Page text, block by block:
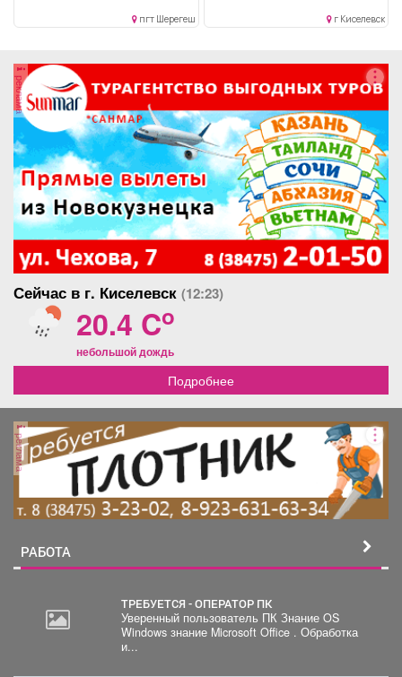
Обеспечивает работупгт Шерегеш
перевозке детей,...
г Киселевск
реклама
Сейчас в г. Киселевск (12:23)
20.4 Co
небольшой дождь
Подробнее
реклама
РАБОТА
ТРЕБУЕТСЯ - ОПЕРАТОР ПК
Уверенный пользователь ПК Знание OS
Windows знание Microsoft Office . Обработка
и...